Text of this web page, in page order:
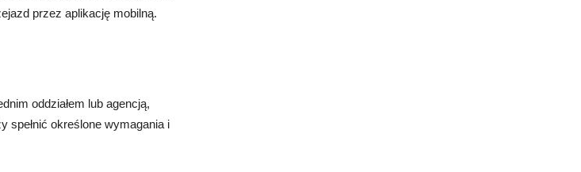
przez aplikację mobilną.
oddziałem lub agencją,
spełnić określone wymagania i